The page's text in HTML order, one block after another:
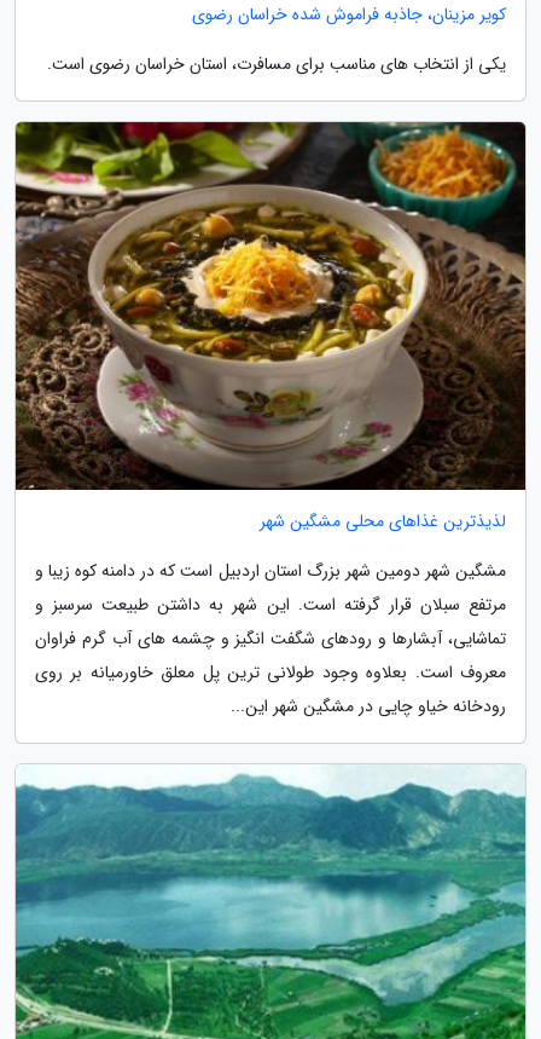
کویر مزینان، جاذبه فراموش شده خراسان رضوی
یکی از انتخاب های مناسب برای مسافرت، استان خراسان رضوی است.
لذیذترین غذاهای محلی مشگین شهر
مشگین شهر دومین شهر بزرگ استان اردبیل است که در دامنه کوه زیبا و
مرتفع سبلان قرار گرفته است. این شهر به داشتن طبیعت سرسبز و
تماشایی، آبشارها و رودهای شگفت انگیز و چشمه های آب گرم فراوان
معروف است. بعلاوه وجود طولانی ترین پل معلق خاورمیانه بر روی
رودخانه خیاو چایی در مشگین شهر این...